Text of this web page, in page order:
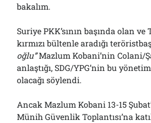
bakalım.
Suriye PKK’sının başında olan ve
kırmızı bültenle aradığı
oğlu”Mazlum Kobani’nin Colani/
anlaştığı, SDG/YPG’nin bu
olacağı söylendi.
Ancak Mazlum Kobani 13-15
Münih Güvenlik Toplantısı’na